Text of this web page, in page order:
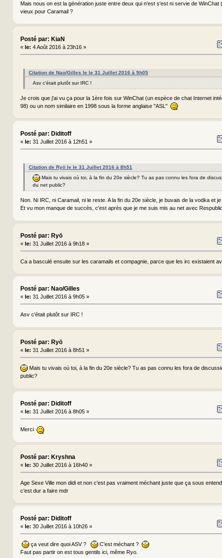
Mais nous on est la génération juste entre deux qui n'est s'est ni servie de WinChat
vieux pour Caramail ?
Posté par: KiaN
« le: 4 Août 2016 à 23h16 »
Citation de Nao/Gilles le le 31 Juillet 2016 à 9h05
Asv c'était plutôt sur IRC !
Je crois que j'ai vu ça pour la 1ère fois sur WinChat (un espèce de chat Internet
98) ou un nom similaire en 1998 sous la forme anglaise "ASL"
Posté par: Diditoff
« le: 31 Juillet 2016 à 12h51 »
Citation de Ryō le le 31 Juillet 2016 à 8h51
Mais tu vivais où toi, à la fin du 20e siècle? Tu as pas connu les fora de
du net public?
Non. Ni IRC, ni Caramail, ni le reste. A la fin du 20e siècle, je buvais de la vodka et
Et vu mon manque de succès, c'est après que je me suis mis au net avec
Posté par: Ryō
« le: 31 Juillet 2016 à 9h18 »
Ca a basculé ensuite sur les caramails et compagnie, parce que les irc existaient
Posté par: Nao/Gilles
« le: 31 Juillet 2016 à 9h05 »
Asv c'était plutôt sur IRC !
Posté par: Ryō
« le: 31 Juillet 2016 à 8h51 »
Mais tu vivais où toi, à la fin du 20e siècle? Tu as pas connu les fora de
public?
Posté par: Diditoff
« le: 31 Juillet 2016 à 8h05 »
Merci
Posté par: Kryshna
« le: 30 Juillet 2016 à 16h40 »
Age Sexe Ville mon didi et non c'est pas vraiment méchant juste que ça sous
c’est dur a faire mdr
Posté par: Diditoff
« le: 30 Juillet 2016 à 10h26 »
ça veut dire quoi ASV ?
C'est méchant ?
Faut pas partir on est tous gentils ici, même Ryo.